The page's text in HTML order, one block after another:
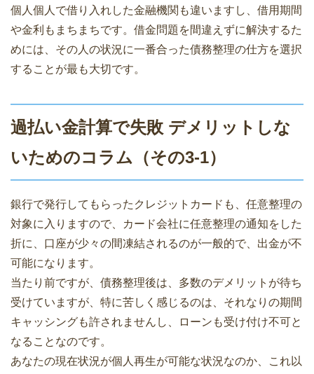
個人個人で借り入れした金融機関も違いますし、借用期間
や金利もまちまちです。借金問題を間違えずに解決するた
めには、その人の状況に一番合った債務整理の仕方を選択
することが最も大切です。
過払い金計算で失敗 デメリットしな
いためのコラム（その3-1）
銀行で発行してもらったクレジットカードも、任意整理の
対象に入りますので、カード会社に任意整理の通知をした
折に、口座が少々の間凍結されるのが一般的で、出金が不
可能になります。
当たり前ですが、債務整理後は、多数のデメリットが待ち
受けていますが、特に苦しく感じるのは、それなりの期間
キャッシングも許されませんし、ローンも受け付け不可と
なることなのです。
あなたの現在状況が個人再生が可能な状況なのか、これ以